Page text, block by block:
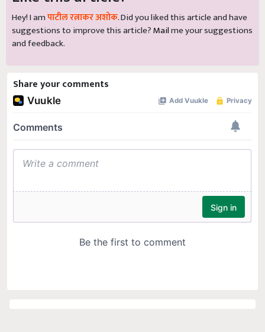
Hey! I amपाटील रत्नाकर अशोक. Did you liked this article and have
suggestions to improve this article?Mailme your suggestions
and feedback.
Share your comments